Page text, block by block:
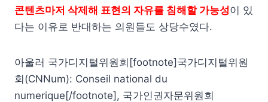
콘텐츠마저 삭제해 표현의 자유를 침해할 가능성이 있
다는 이유로 반대하는 의원들도 상당수였다.
아울러 국가디지털위원회[footnote]국가디지털위원
회(CNNum): Conseil national du
numerique[/footnote], 국가인권자문위원회